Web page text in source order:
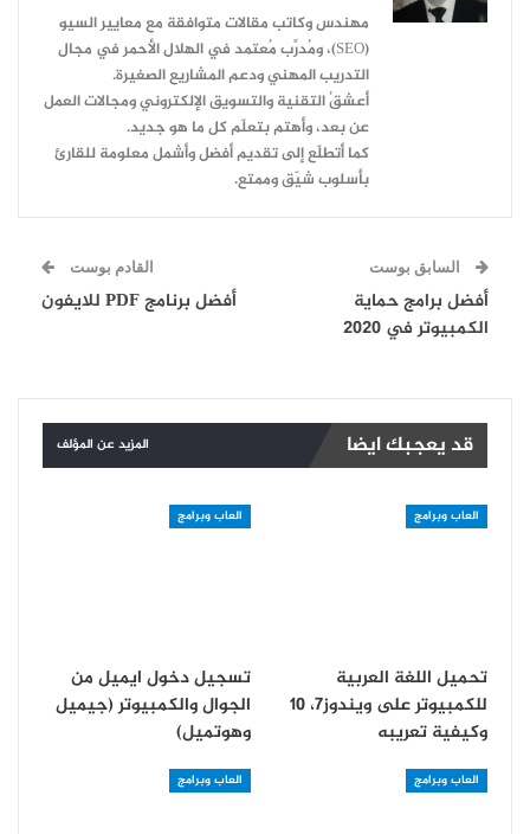
مهندس وكاتب مقالات متوافقة مع معايير السيو
(SEO)، ومُدرِّب مُعتمد في الهلال الأحمر في مجال
التدريب المهني ودعم المشاريع الصغيرة.
أعشقُ التقنية والتسويق الإلكتروني ومجالات العمل
عن بعد، وأهتم بتعلّم كل ما هو جديد.
كما أتطلّع إلى تقديم أفضل وأشمل معلومة للقارئ
بأسلوب شيّق وممتع.
السابق بوست
أفضل برامج حماية
الكمبيوتر في 2020
القادم بوست
أفضل برنامج PDF للايفون
قد يعجبك ايضا المزيد عن المؤلف
العاب وبرامج
تحميل اللغة العربية
للكمبيوتر على ويندوز7، 10
وكيفية تعريبه
العاب وبرامج
تسجيل دخول ايميل من
الجوال والكمبيوتر (جيميل
وهوتميل)
العاب وبرامج العاب وبرامج